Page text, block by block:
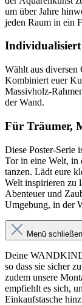
um über Jahre
jeden Raum in ein
Individualisiert
Wählt aus diversen
Kombiniert euer
Massivholz-
der Wand.
Für Träumer,
Diese Poster-Serie
Tor in eine Welt, in
tanzen. Lädt eure
Welt inspirieren zu
Abenteuer und
Umgebung, in der
Menü schließen
Deine
so dass sie sicher
zudem unsere
empfiehlt es sich,
Einkaufstasche